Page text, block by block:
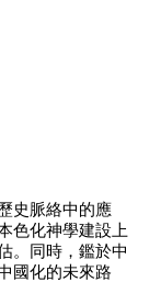
史脈絡中的應
色化神學建設上
。同時，鑑於中
國化的未來路